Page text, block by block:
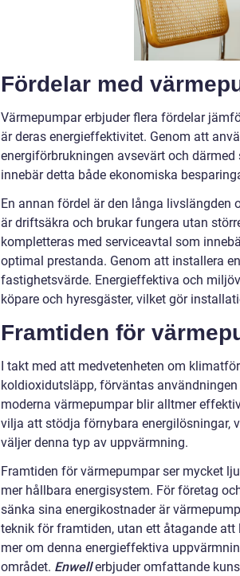
Fördelar med
Värmepumpar erbjuder flera fördelar
är deras energieffektivitet. Genom att
energiförbrukningen avsevärt och
innebär detta både ekonomiska
En annan fördel är den långa livslängden
är driftsäkra och brukar fungera utan
kompletteras med serviceavtal som
optimal prestanda. Genom att installera
fastighetsvärde. Energieffektiva och
köpare och hyresgäster, vilket gör
Framtiden för
I takt med att medvetenheten om
koldioxidutsläpp, förväntas
moderna värmepumpar blir alltmer
vilja att stödja förnybara energilösningar,
väljer denna typ av uppvärmning.
Framtiden för värmepumpar ser mycket
mer hållbara energisystem. För företag
sänka sina energikostnader är
teknik för framtiden, utan ett åtagande
mer om denna energieffektiva
området. Enwell erbjuder omfattande